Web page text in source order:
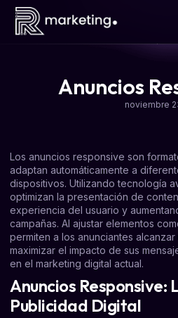
Anuncios
noviembre
Los anuncios responsive son
adaptan automáticamente a
dispositivos. Utilizando tecnología
optimizan la presentación de
experiencia del usuario y
campañas. Al ajustar elementos
permiten a los anunciantes
maximizar el impacto de sus
en el marketing digital actual.
Anuncios Responsive:
Publicidad Digital